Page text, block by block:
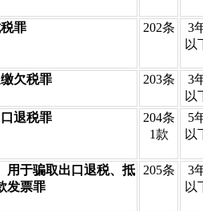
罪 202条
3
以
欠税罪 203条
3
以
退税罪
204条
1款
5
以
用于骗取出口退税、抵
发票罪
205条
3
以